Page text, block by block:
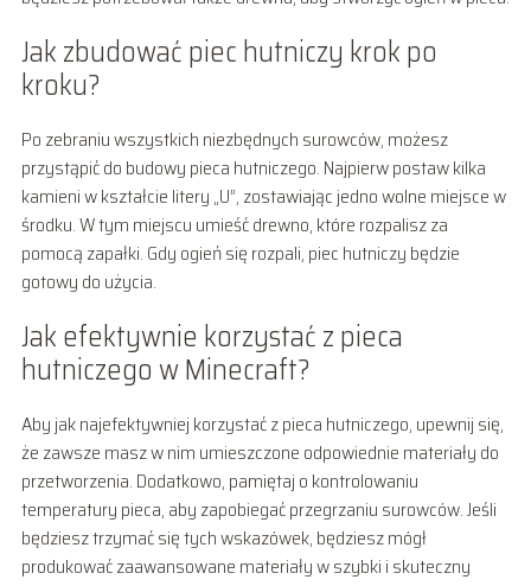
Jak zbudować piec hutniczy krok po
kroku?
Po zebraniu wszystkich niezbędnych surowców, możesz
przystąpić do budowy pieca hutniczego. Najpierw postaw kilka
kamieni w kształcie litery „U”, zostawiając jedno wolne miejsce w
środku. W tym miejscu umieść drewno, które rozpalisz za
pomocą zapałki. Gdy ogień się rozpali, piec hutniczy będzie
gotowy do użycia.
Jak efektywnie korzystać z pieca
hutniczego w Minecraft?
Aby jak najefektywniej korzystać z pieca hutniczego, upewnij się,
że zawsze masz w nim umieszczone odpowiednie materiały do
przetworzenia. Dodatkowo, pamiętaj o kontrolowaniu
temperatury pieca, aby zapobiegać przegrzaniu surowców. Jeśli
będziesz trzymać się tych wskazówek, będziesz mógł
produkować zaawansowane materiały w szybki i skuteczny